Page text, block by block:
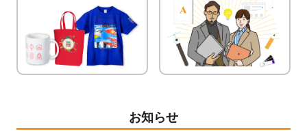
お知らせ